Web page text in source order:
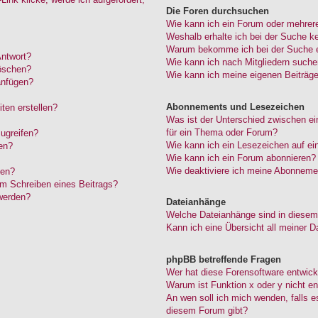
erstellen?
Schreiben eines Beitrags?
Die Foren durchsuchen
Wie kann ich ein Forum oder
Weshalb erhalte ich bei der Suche
Warum bekomme ich bei der Suche
Wie kann ich nach Mitgliedern
Wie kann ich meine eigenen
Abonnements und Lesezeichen
Was ist der Unterschied zwischen
für ein Thema oder Forum?
Wie kann ich ein Lesezeichen auf
Wie kann ich ein Forum abonnieren?
Wie deaktiviere ich meine
Dateianhänge
Welche Dateianhänge sind in
Kann ich eine Übersicht all meiner
phpBB betreffende Fragen
Wer hat diese Forensoftware
Warum ist Funktion x oder y nicht
An wen soll ich mich wenden, falls
diesem Forum gibt?